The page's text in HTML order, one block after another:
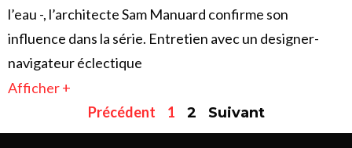
l’eau -, l’architecte Sam Manuard confirme son
influence dans la série. Entretien avec un designer-
navigateur éclectique
Afficher +
Précédent
1 2 Suivant